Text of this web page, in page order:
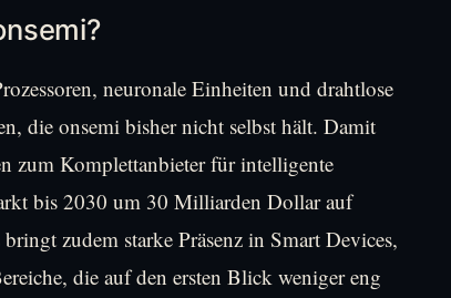
neuronale Einheiten und drahtlose
die onsemi bisher nicht selbst hält. Damit
zum Komplettanbieter für intelligente
bis 2030 um 30 Milliarden Dollar auf
zudem starke Präsenz in Smart Devices,
die auf den ersten Blick weniger eng